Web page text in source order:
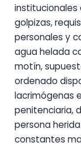
institucionales
golpizas,
personales y
agua helada
motín,
ordenado
lacrimógenas
penitenciaria,
persona
constantes